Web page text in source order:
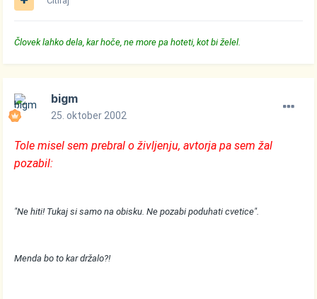
Človek lahko dela, kar hoče, ne more pa hoteti, kot bi želel.
bigm
25. oktober 2002
Tole misel sem prebral o življenju, avtorja pa sem žal
pozabil:
"Ne hiti! Tukaj si samo na obisku. Ne pozabi poduhati cvetice".
Menda bo to kar držalo?!